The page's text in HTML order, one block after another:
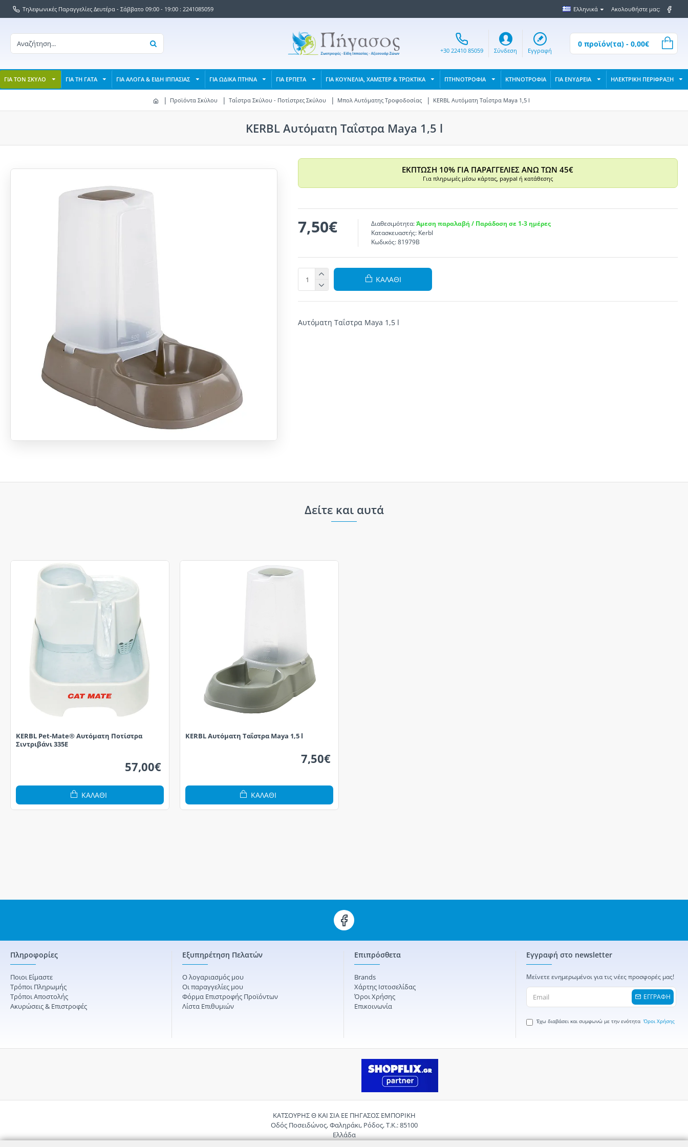
Τηλεφωνικές Παραγγελίες Δευτέρα - Σάββατο 09:00 - 19:00 : 2241085059 Ελληνικά Ακολουθήστε μας:
+30 22410 85059 Σύνδεση Εγγραφή
0 προϊόν(τα) - 0,00€
ΓΙΑ ΤΟΝ ΣΚΥΛΟ ΓΙΑ ΤΗ ΓΑΤΑ ΓΙΑ ΑΛΟΓΑ & ΕΙΔΗ ΙΠΠΑΣΙΑΣ ΓΙΑ ΩΔΙΚΑ ΠΤΗΝΑ ΓΙΑ ΕΡΠΕΤΑ ΓΙΑ ΚΟΥΝΕΛΙΑ, ΧΑΜΣΤΕΡ & ΤΡΩΚΤΙΚΑ ΠΤΗΝΟΤΡΟΦΙΑ ΚΤΗΝΟΤΡΟΦΙΑ ΓΙΑ ΕΝΥΔΡΕΙΑ ΗΛΕΚΤΡΙΚΗ ΠΕΡΙΦΡΑΞΗ
Προϊόντα Σκύλου Ταΐστρα Σκύλου - Ποτίστρες Σκύλου Μπολ Aυτόματης Tροφοδοσίας KERBL Αυτόματη Ταΐστρα Maya 1,5 l
KERBL Αυτόματη Ταΐστρα Maya 1,5 l
ΕΚΠΤΩΣΗ 10% ΓΙΑ ΠΑΡΑΓΓΕΛΙΕΣ ΑΝΩ ΤΩΝ 45€
Για πληρωμές μέσω κάρτας, paypal ή κατάθεσης
7,50€ Διαθεσιμότητα: Άμεση παραλαβή / Παράδοση σε 1-3 ημέρες
Κατασκευαστής: Kerbl
Κωδικός: 81979B
ΚΑΛΆΘΙ
Αυτόματη Ταΐστρα Maya 1,5 l
Δείτε και αυτά
KERBL Pet-Mate® Αυτόματη Ποτίστρα
Σιντριβάνι 335E
57,00€
ΚΑΛΆΘΙ
KERBL Αυτόματη Ταΐστρα Maya 1,5 l
7,50€
ΚΑΛΆΘΙ
Πληροφορίες
Ποιοι Είμαστε
Τρόποι Πληρωμής
Τρόποι Αποστολής
Ακυρώσεις & Επιστροφές
Εξυπηρέτηση Πελατών
Ο λογαριασμός μου
Οι παραγγελίες μου
Φόρμα Επιστροφής Προϊόντων
Λίστα Επιθυμιών
Επιπρόσθετα
Brands
Χάρτης Ιστοσελίδας
Όροι Χρήσης
Επικοινωνία
Εγγραφή στο newsletter
Μείνετε ενημερωμένοι για τις νέες προσφορές μας!
ΕΓΓΡΑΦΗ
Έχω διαβάσει και συμφωνώ με την ενότητα Όροι Χρήσης
ΚΑΤΣΟΥΡΗΣ Θ ΚΑΙ ΣΙΑ ΕΕ ΠΗΓΑΣΟΣ ΕΜΠΟΡΙΚΗ
Οδός Ποσειδώνος, Φαληράκι, Ρόδος, Τ.Κ.: 85100
Ελλάδα